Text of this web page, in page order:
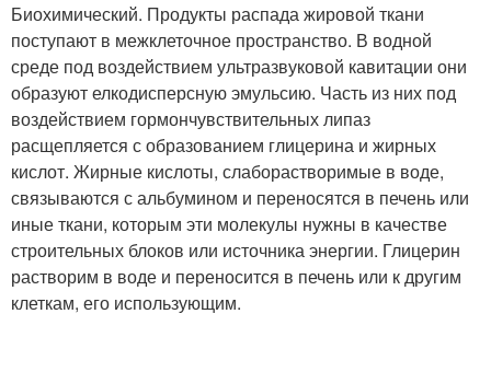
Биохимический. Продукты распада жировой ткани
поступают в межклеточное пространство. В водной
среде под воздействием ультразвуковой кавитации они
образуют елкодисперсную эмульсию. Часть из них под
воздействием гормончувствительных липаз
расщепляется с образованием глицерина и жирных
кислот. Жирные кислоты, слаборастворимые в воде,
связываются с альбумином и переносятся в печень или
иные ткани, которым эти молекулы нужны в качестве
строительных блоков или источника энергии. Глицерин
растворим в воде и переносится в печень или к другим
клеткам, его использующим.